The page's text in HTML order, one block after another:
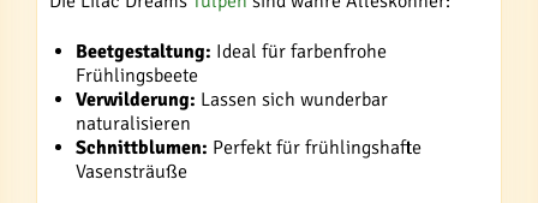
Beetgestaltung: Ideal für farbenfrohe
Frühlingsbeete
Verwilderung: Lassen sich wunderbar
naturalisieren
Schnittblumen: Perfekt für frühlingshafte
Vasensträuße